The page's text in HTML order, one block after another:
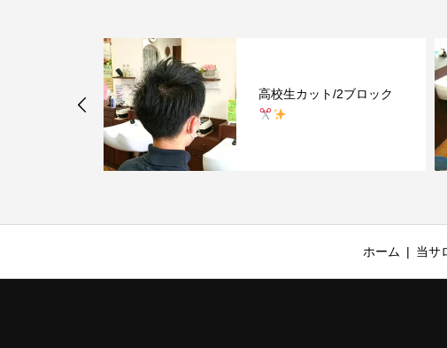
高校生カット/2ブロック
ホーム 当サ